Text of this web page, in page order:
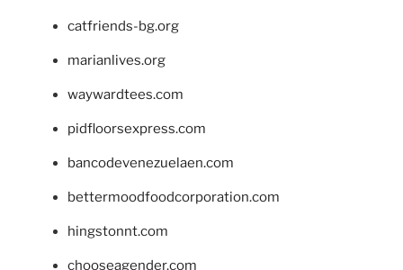
catfriends-bg.org
marianlives.org
waywardtees.com
pidfloorsexpress.com
bancodevenezuelaen.com
bettermoodfoodcorporation.com
hingstonnt.com
chooseagender.com